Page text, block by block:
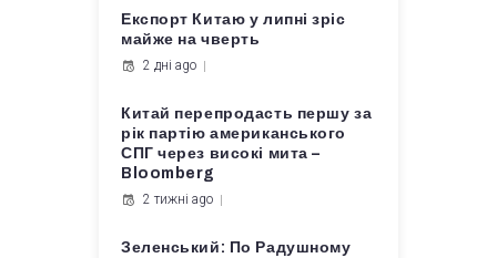
Експорт Китаю у липні зріс
майже на чверть
2 дні ago
Китай перепродасть першу за
рік партію американського
СПГ через високі мита –
Bloomberg
2 тижні ago
Зеленський: По Радушному